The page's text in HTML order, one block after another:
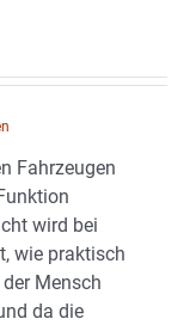
Fahrzeugen
wird bei
wie praktisch
Mensch
da die